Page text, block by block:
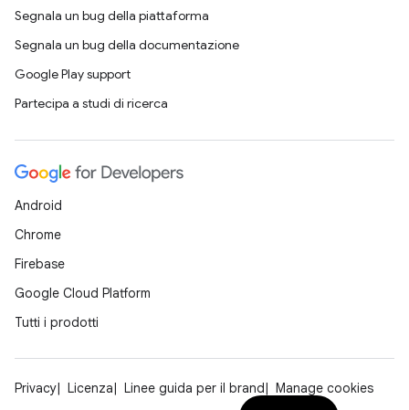
Segnala un bug della piattaforma
Segnala un bug della documentazione
Google Play support
Partecipa a studi di ricerca
Android
Chrome
Firebase
Google Cloud Platform
Tutti i prodotti
Privacy Licenza Linee guida per il brand
Manage cookies